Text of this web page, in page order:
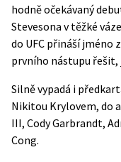
hodně očekávaný
Stevesona v těžké
do UFC přináší jméno
prvního nástupu řešit,
Silně vypadá i
Nikitou Krylovem, do
III, Cody Garbrandt,
Cong.